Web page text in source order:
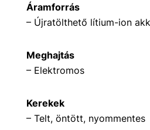
Áramforrás
– Újratölthető lítium-ion
Meghajtás
– Elektromos
Kerekek
– Telt, öntött, nyommentes